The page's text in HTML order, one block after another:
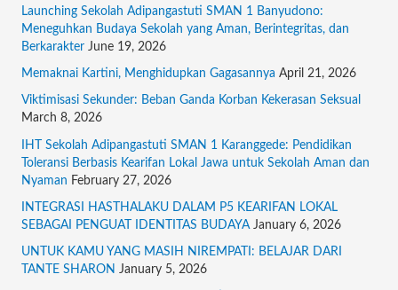
c
h
f
o
r
Launching Sekolah Adipangastuti SMAN 1 Banyudono:
Meneguhkan Budaya Sekolah yang Aman, Berintegritas, dan
Berkarakter June 19, 2026
Memaknai Kartini, Menghidupkan Gagasannya April 21, 2026
Viktimisasi Sekunder: Beban Ganda Korban Kekerasan Seksual
March 8, 2026
IHT Sekolah Adipangastuti SMAN 1 Karanggede: Pendidikan
Toleransi Berbasis Kearifan Lokal Jawa untuk Sekolah Aman dan
Nyaman February 27, 2026
INTEGRASI HASTHALAKU DALAM P5 KEARIFAN LOKAL
SEBAGAI PENGUAT IDENTITAS BUDAYA January 6, 2026
UNTUK KAMU YANG MASIH NIREMPATI: BELAJAR DARI
TANTE SHARON January 5, 2026